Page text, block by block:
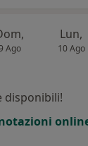
Ago
Lun,
10 Ago
disponibili!